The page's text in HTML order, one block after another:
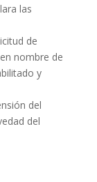
las
de
nombre de
y
del
del